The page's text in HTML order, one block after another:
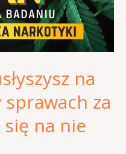
na
za
na nie